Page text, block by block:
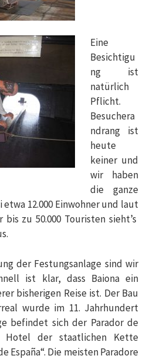
Eine
Besichtigu
ng ist
natürlich
Pflicht.
Besuchera
ndrang ist
heute
keiner und
wir haben
die ganze
12.000 Einwohner und laut
zu 50.000 Touristen sieht’s
der Festungsanlage sind wir
ist klar, dass Baiona ein
bisherigen Reise ist. Der Bau
wurde im 11. Jahrhundert
befindet sich der Parador de
Hotel der staatlichen Kette
España“. Die meisten Paradore